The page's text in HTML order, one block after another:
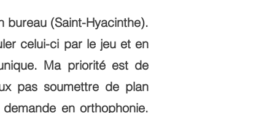
(Saint-Hyacinthe).
celui-ci par le jeu et en
Ma priorité est de
pas soumettre de plan
en orthophonie.